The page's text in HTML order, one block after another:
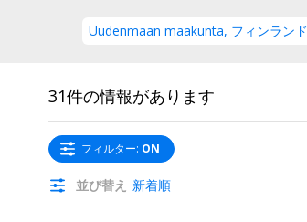
Uudenmaan maakunta, フィンランド
31件の情報があります
フィルター: ON
並び替え 新着順